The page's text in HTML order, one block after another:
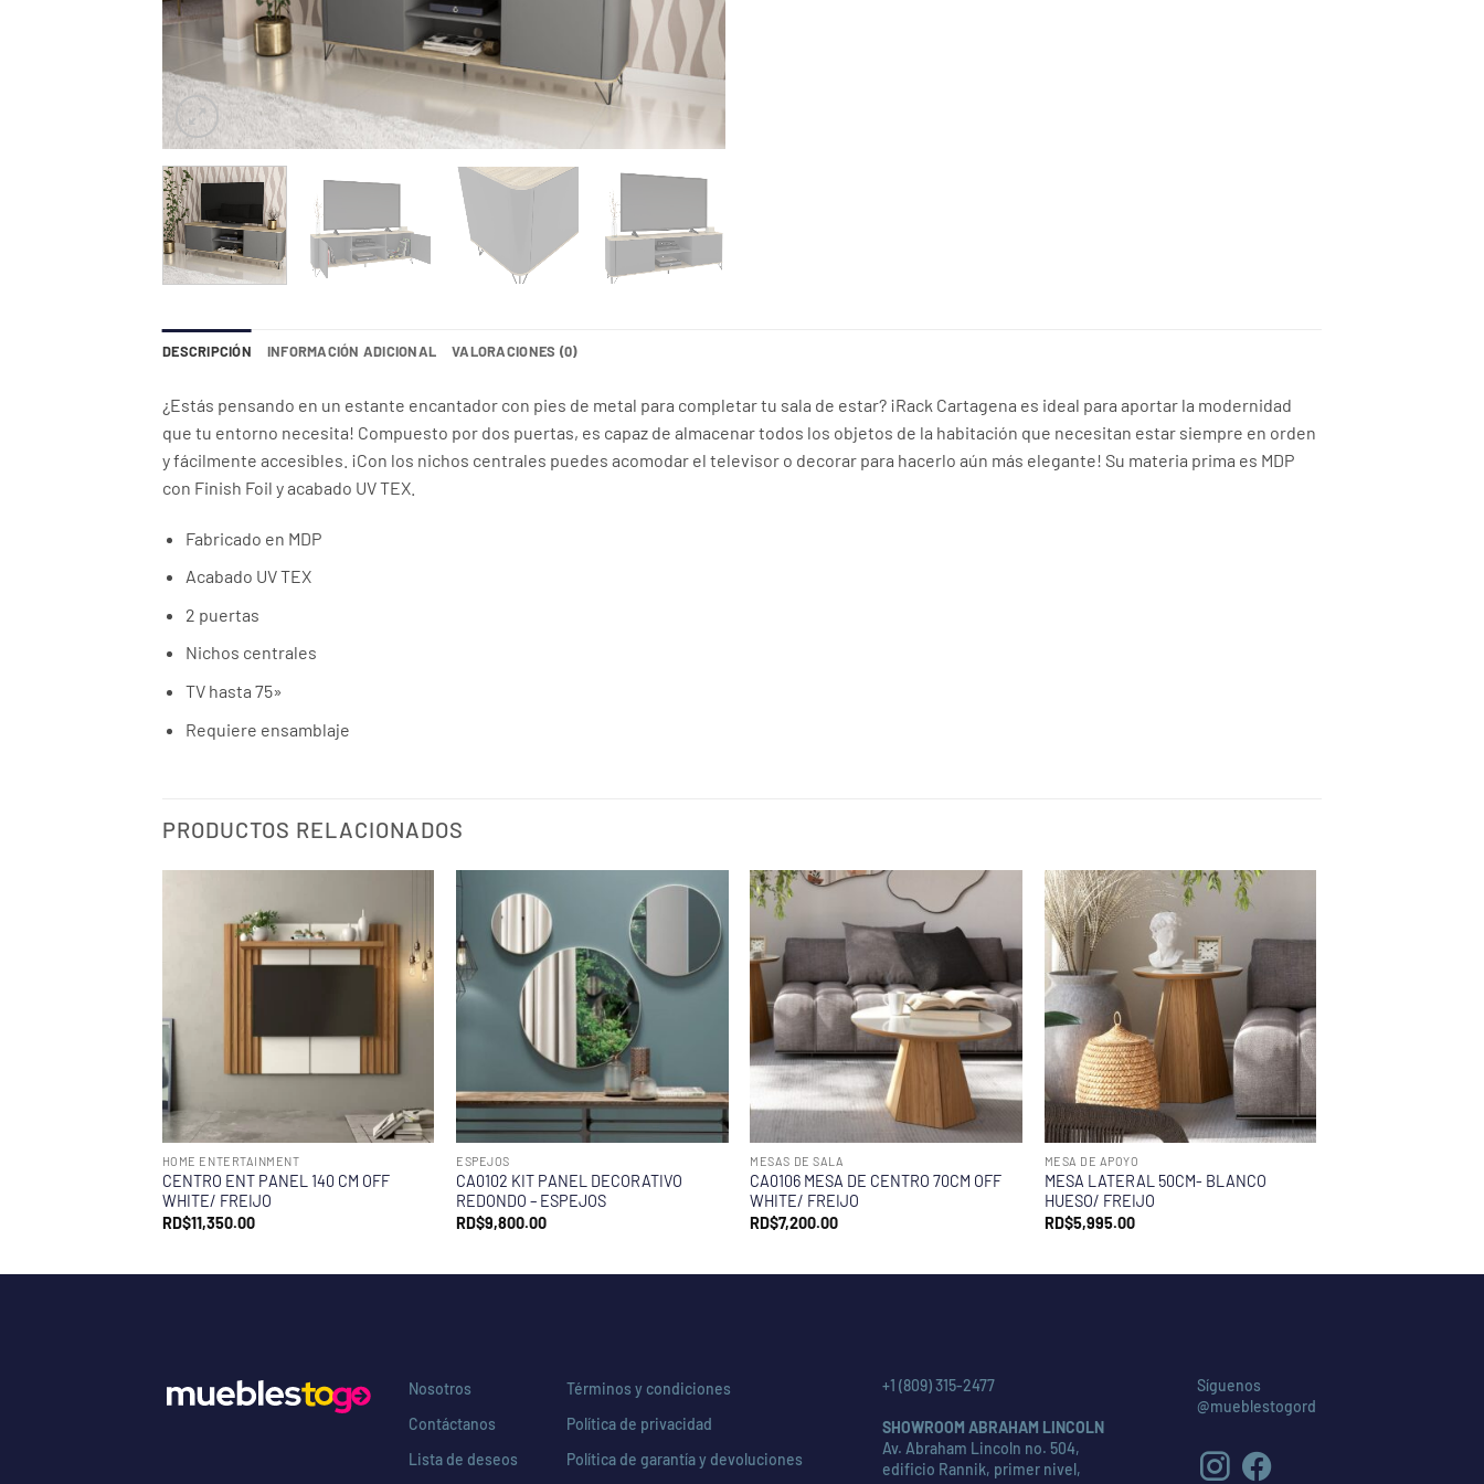
DESCRIPCIÓN INFORMACIÓN ADICIONAL VALORACIONES (0)
¿Estás pensando en un estante encantador con pies de metal para completar tu sala de estar? ¡Rack Cartagena es ideal para aportar la modernidad
que tu entorno necesita! Compuesto por dos puertas, es capaz de almacenar todos los objetos de la habitación que necesitan estar siempre en orden
y fácilmente accesibles. ¡Con los nichos centrales puedes acomodar el televisor o decorar para hacerlo aún más elegante! Su materia prima es MDP
con Finish Foil y acabado UV TEX.
Fabricado en MDP
Acabado UV TEX
2 puertas
Nichos centrales
TV hasta 75»
Requiere ensamblaje
PRODUCTOS RELACIONADOS
HOME ENTERTAINMENT
CENTRO ENT PANEL 140 CM OFF
WHITE/ FREIJO
RD$11,350.00
ESPEJOS
CA0102 KIT PANEL DECORATIVO
REDONDO – ESPEJOS
RD$9,800.00
MESAS DE SALA
CA0106 MESA DE CENTRO 70CM OFF
WHITE/ FREIJO
RD$7,200.00
MESA DE APOYO
MESA LATERAL 50CM- BLANCO
HUESO/ FREIJO
RD$5,995.00
Nosotros
Contáctanos
Lista de deseos
Términos y condiciones
Política de privacidad
Política de garantía y devoluciones
+1 (809) 315-2477
SHOWROOM ABRAHAM LINCOLN
Av. Abraham Lincoln no. 504,
edificio Rannik, primer nivel,
Síguenos
@mueblestogord